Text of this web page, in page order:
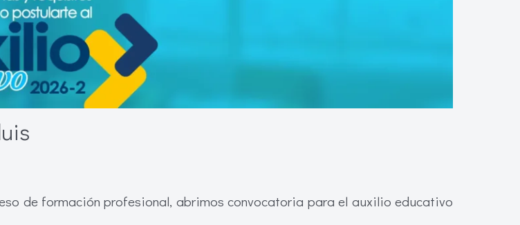
de formación profesional, abrimos convocatoria para el auxilio educativo